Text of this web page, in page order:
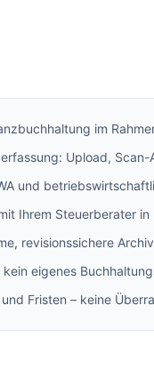
im
Upload, Scan-
und
Ihrem Steuerberater in
revisionssichere
eigenes
Fristen – keine